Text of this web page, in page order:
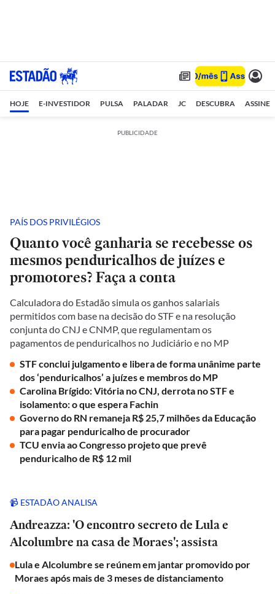
HOJE E-INVESTIDOR PULSA PALADAR JC DESCUBRA ASSINE
PUBLICIDADE
PAÍS DOS PRIVILÉGIOS
Quanto você ganharia se recebesse os
mesmos penduricalhos de juízes e
promotores? Faça a conta
Calculadora do Estadão simula os ganhos salariais
permitidos com base na decisão do STF e na resolução
conjunta do CNJ e CNMP, que regulamentam os
pagamentos de penduricalhos no Judiciário e no MP
STF conclui julgamento e libera de forma unânime parte
dos ‘penduricalhos’ a juízes e membros do MP
Carolina Brígido: Vitória no CNJ, derrota no STF e
isolamento: o que espera Fachin
Governo do RN remaneja R$ 25,7 milhões da Educação
para pagar penduricalho de procurador
TCU envia ao Congresso projeto que prevê
penduricalho de R$ 12 mil
📹 ESTADÃO ANALISA
Andreazza: 'O encontro secreto de Lula e
Alcolumbre na casa de Moraes'; assista
Lula e Alcolumbre se reúnem em jantar promovido por
Moraes após mais de 3 meses de distanciamento